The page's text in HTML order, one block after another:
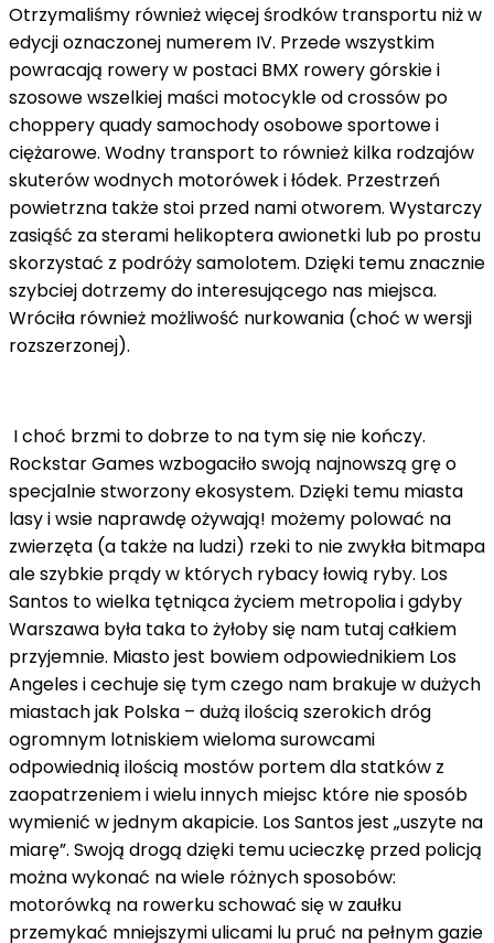
Otrzymaliśmy również więcej środków transportu niż w
edycji oznaczonej numerem IV. Przede wszystkim
powracają rowery w postaci BMX rowery górskie i
szosowe wszelkiej maści motocykle od crossów po
choppery quady samochody osobowe sportowe i
ciężarowe. Wodny transport to również kilka rodzajów
skuterów wodnych motorówek i łódek. Przestrzeń
powietrzna także stoi przed nami otworem. Wystarczy
zasiąść za sterami helikoptera awionetki lub po prostu
skorzystać z podróży samolotem. Dzięki temu znacznie
szybciej dotrzemy do interesującego nas miejsca.
Wróciła również możliwość nurkowania (choć w wersji
rozszerzonej).
I choć brzmi to dobrze to na tym się nie kończy.
Rockstar Games wzbogaciło swoją najnowszą grę o
specjalnie stworzony ekosystem. Dzięki temu miasta
lasy i wsie naprawdę ożywają! możemy polować na
zwierzęta (a także na ludzi) rzeki to nie zwykła bitmapa
ale szybkie prądy w których rybacy łowią ryby. Los
Santos to wielka tętniąca życiem metropolia i gdyby
Warszawa była taka to żyłoby się nam tutaj całkiem
przyjemnie. Miasto jest bowiem odpowiednikiem Los
Angeles i cechuje się tym czego nam brakuje w dużych
miastach jak Polska – dużą ilością szerokich dróg
ogromnym lotniskiem wieloma surowcami
odpowiednią ilością mostów portem dla statków z
zaopatrzeniem i wielu innych miejsc które nie sposób
wymienić w jednym akapicie. Los Santos jest „uszyte na
miarę”. Swoją drogą dzięki temu ucieczkę przed policją
można wykonać na wiele różnych sposobów:
motorówką na rowerku schować się w zaułku
przemykać mniejszymi ulicami lu pruć na pełnym gazie